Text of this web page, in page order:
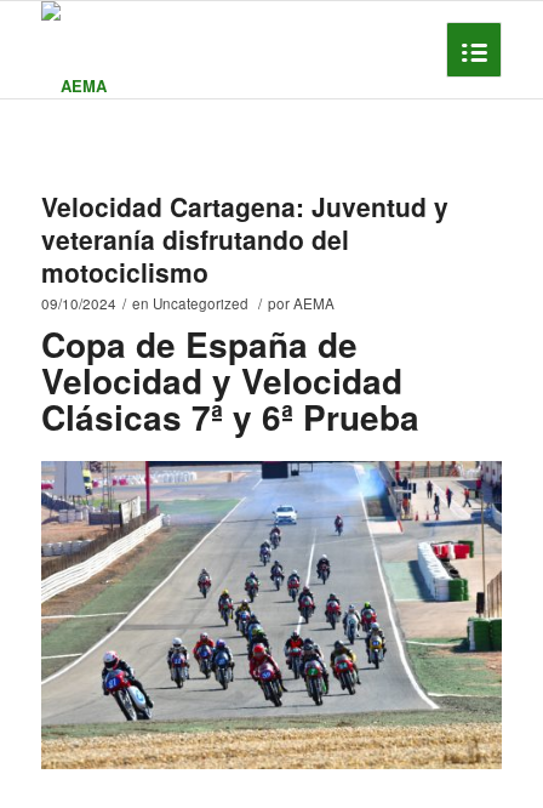
Velocidad Cartagena: Juventud y
veteranía disfrutando del
motociclismo
09/10/2024 / en Uncategorized / porAEMA
Copa de España de
Velocidad y Velocidad
Clásicas 7ª y 6ª Prueba